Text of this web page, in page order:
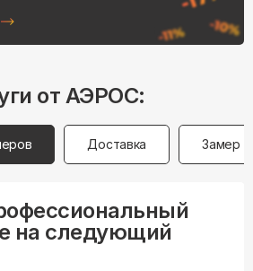
от АЭРОС:
Доставка Замер
на следующий